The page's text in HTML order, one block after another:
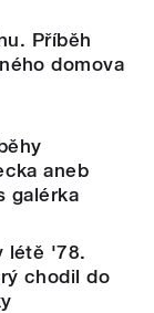
Příběh
domova
aneb
galérka
létě '78.
chodil do